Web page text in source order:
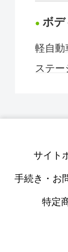
ボデ
軽自動
ステ
サイト
手続き・お
特定